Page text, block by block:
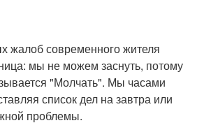
жалоб современного жителя
мы не можем заснуть, потому
"Молчать". Мы часами
список дел на завтра или
проблемы.